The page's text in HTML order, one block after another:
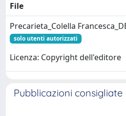
File
Precarieta_Colella
solo utenti autorizzati
Licenza: Copyright dell'editore
Pubblicazioni consigliate